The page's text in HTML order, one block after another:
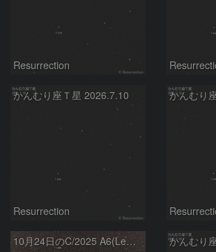
Resurrection
かんむり座Ｔ星 2026.7.10
Resurrection
かんむり
10月24日のC/2025 A6(Lemmon)とT CrB かんむり